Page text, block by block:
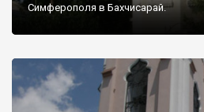
Симферополя в Бахчисарай.